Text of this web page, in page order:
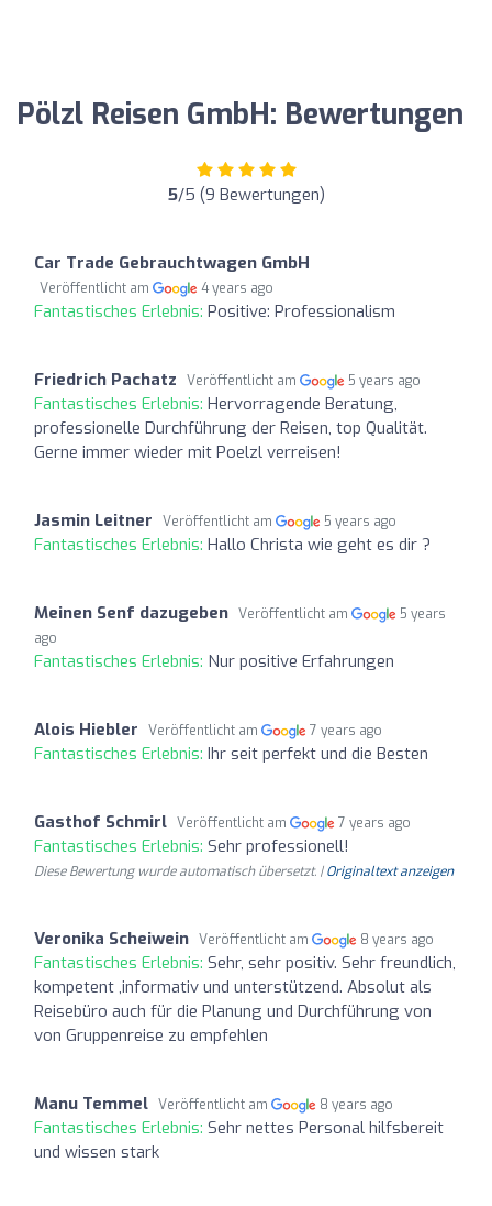
Pölzl Reisen GmbH: Bewertungen
5/5 (9 Bewertungen)
Car Trade Gebrauchtwagen GmbH
Veröffentlicht am 4 years ago
Fantastisches Erlebnis: Positive: Professionalism
Friedrich Pachatz Veröffentlicht am 5 years ago
Fantastisches Erlebnis: Hervorragende Beratung,
professionelle Durchführung der Reisen, top Qualität.
Gerne immer wieder mit Poelzl verreisen!
Jasmin Leitner Veröffentlicht am 5 years ago
Fantastisches Erlebnis: Hallo Christa wie geht es dir ?
Meinen Senf dazugeben Veröffentlicht am
5 years
ago
Fantastisches Erlebnis: Nur positive Erfahrungen
Alois Hiebler Veröffentlicht am 7 years ago
Fantastisches Erlebnis: Ihr seit perfekt und die Besten
Gasthof Schmirl Veröffentlicht am 7 years ago
Fantastisches Erlebnis: Sehr professionell!
Diese Bewertung wurde automatisch übersetzt. |Originaltext anzeigen
Veronika Scheiwein Veröffentlicht am 8 years ago
Fantastisches Erlebnis: Sehr, sehr positiv. Sehr freundlich,
kompetent ,informativ und unterstützend. Absolut als
Reisebüro auch für die Planung und Durchführung von
von Gruppenreise zu empfehlen
Manu Temmel Veröffentlicht am 8 years ago
Fantastisches Erlebnis: Sehr nettes Personal hilfsbereit
und wissen stark